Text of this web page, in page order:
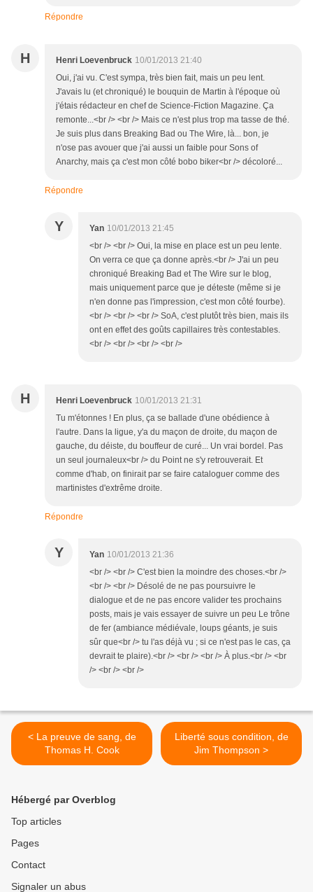
Répondre
H Henri Loevenbruck 10/01/2013 21:40
Oui, j'ai vu. C'est sympa, très bien fait, mais un peu lent.
J'avais lu (et chroniqué) le bouquin de Martin à l'époque où
j'étais rédacteur en chef de Science-Fiction Magazine. Ça
remonte...<br /> <br /> Mais ce n'est plus trop ma tasse de thé.
Je suis plus dans Breaking Bad ou The Wire, là... bon, je
n'ose pas avouer que j'ai aussi un faible pour Sons of
Anarchy, mais ça c'est mon côté bobo biker<br /> décoloré...
Répondre
Y Yan 10/01/2013 21:45
<br /> <br /> Oui, la mise en place est un peu lente.
On verra ce que ça donne après.<br /> J'ai un peu
chroniqué Breaking Bad et The Wire sur le blog,
mais uniquement parce que je déteste (même si je
n'en donne pas l'impression, c'est mon côté fourbe).
<br /> <br /> <br /> SoA, c'est plutôt très bien, mais ils
ont en effet des goûts capillaires très contestables.
<br /> <br /> <br /> <br />
H Henri Loevenbruck 10/01/2013 21:31
Tu m'étonnes ! En plus, ça se ballade d'une obédience à
l'autre. Dans la ligue, y'a du maçon de droite, du maçon de
gauche, du déiste, du bouffeur de curé... Un vrai bordel. Pas
un seul journaleux<br /> du Point ne s'y retrouverait. Et
comme d'hab, on finirait par se faire cataloguer comme des
martinistes d'extrême droite.
Répondre
Y Yan 10/01/2013 21:36
<br /> <br /> C'est bien la moindre des choses.<br />
<br /> <br /> Désolé de ne pas poursuivre le
dialogue et de ne pas encore valider tes prochains
posts, mais je vais essayer de suivre un peu Le trône
de fer (ambiance médiévale, loups géants, je suis
sûr que<br /> tu l'as déjà vu ; si ce n'est pas le cas, ça
devrait te plaire).<br /> <br /> <br /> À plus.<br /> <br
/> <br /> <br />
< La preuve de sang, de
Thomas H. Cook
Liberté sous condition, de
Jim Thompson >
Hébergé par Overblog
Top articles
Pages
Contact
Signaler un abus